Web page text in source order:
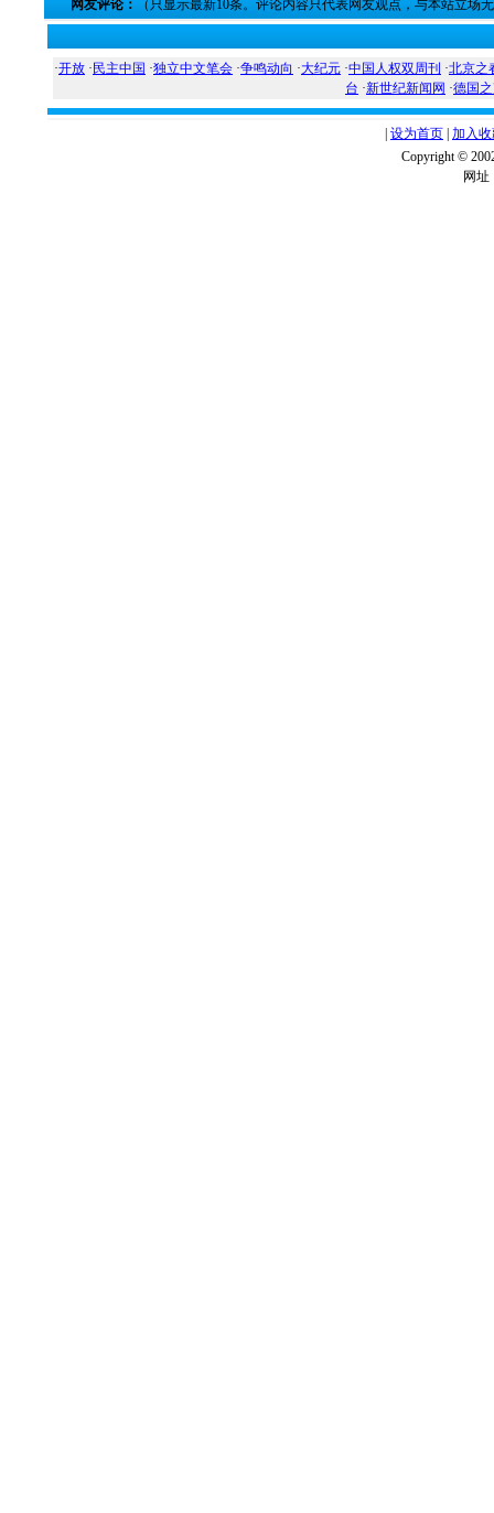
网友评论： （只显示最新10条。评论内容只代表网友观点，与本站立场
·开放 · 民主中国 ·独立中文笔会 ·争鸣动向 ·大纪元 ·中国人权双周刊 ·北京之
台 ·新世纪新闻网 ·德国
设为首页 加入
Copyright ©
网址